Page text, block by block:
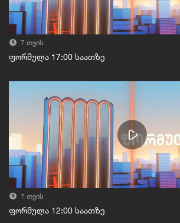
7 თვის
ფორმულა 17:00 საათზე
7 თვის
ფორმულა 12:00 საათზე